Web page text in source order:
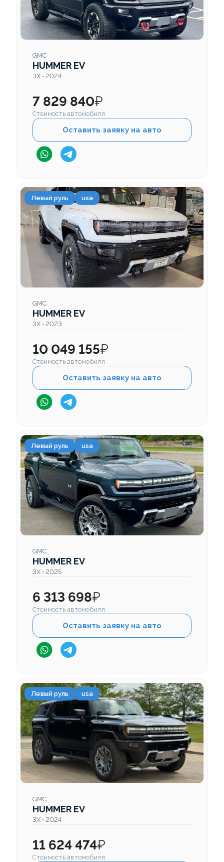
GMC
HUMMER EV
3X • 2024
7 829 840₽
Стоимость автомобиля
Оставить заявку на авто
Левый руль usa
GMC
HUMMER EV
3X • 2023
10 049 155₽
Стоимость автомобиля
Оставить заявку на авто
Левый руль usa
GMC
HUMMER EV
3X • 2025
6 313 698₽
Стоимость автомобиля
Оставить заявку на авто
Левый руль usa
GMC
HUMMER EV
3X • 2024
11 624 474₽
Стоимость автомобиля